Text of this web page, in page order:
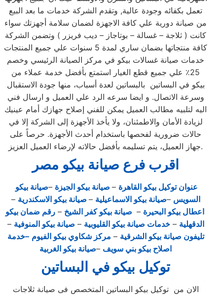
تعمل بكفائه وجودة عالية, وتقدم الشركة خدمات ما بعد البيع
من صيانة دورية علي كافة الاجهزة لضمان سلامة أجهزتك سواء
كانت ( ثلاجة – غسالة – بوتاجاز – ديب فريزر ) وتضمن الشركة
كافة منتجاتها بضمان ساري لمدة 5 سنوات علي جميع المنتجات
خدمات صيانة غسالات بيكو في مركز الصيانة الرئيسي وخصم
25٪ علي جميع قطع الغيار استمتع بأفضل خدمة عملاء من
بيكو في البساتين بالبساتين لعدة أسباب، منها جودة الاستقبال
وسرعة الاتصال. و ايضا سرعه الرد علي العميل و ارسال فني
اليه لتلبيه مطالب العميل يمكن للفني إصلاح جهازك أمام عينيك
لزيادة الأمان والاطمئنان، ولا يأخذ الأجهزة إلى الشركة إلا في
حالات ضرورية لفحصها باستخدام أحدث الأجهزة. حرصاً على
جهاز العميل، يتم تسليمه بأفضل حالاته لإرضاء العميل العزيز.
اقرب فرع صيانة بيكو مصر
عنوان توكيل بيكو القاهرة – صيانة بيكو الجيزة –صيانة بيكو
السويس –صيانة بيكو الاسماعيلية – صيانة بيكو الاسكندرية –
اعطال بيكو البحيرة – صيانة بيكو كفر الشيخ –رقم ضمان بيكو
الدقهلية –خدمات صيانة بيكو القليوبية – صيانة بيكو المنوفية –
تليفون صيانة بيكو الشرقية – مركز شكاوي بيكو الفيوم –خدمة
اصلاح بيكو بني سويف –صيانة بيكو الغربية
توكيل بيكو في البساتين
الان من توكيل بيكو البساتين المتخصص فى صيانة ثلاجات